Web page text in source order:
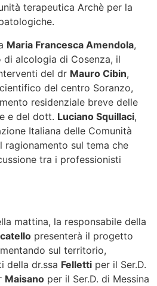
terapeutica Archè per la
Maria Francesca Amendola,
alcologia di Cosenza, il
del dr Mauro Cibin,
del centro Soranzo,
residenziale breve delle
e del dott. Luciano Squillaci,
Italiana delle Comunità
ragionamento sul tema che
tra i professionisti
mattina, la responsabile della
presenterà il progetto
sul territorio,
della dr.ssa Felletti per il Ser.D.
Maisano per il Ser.D. di Messina